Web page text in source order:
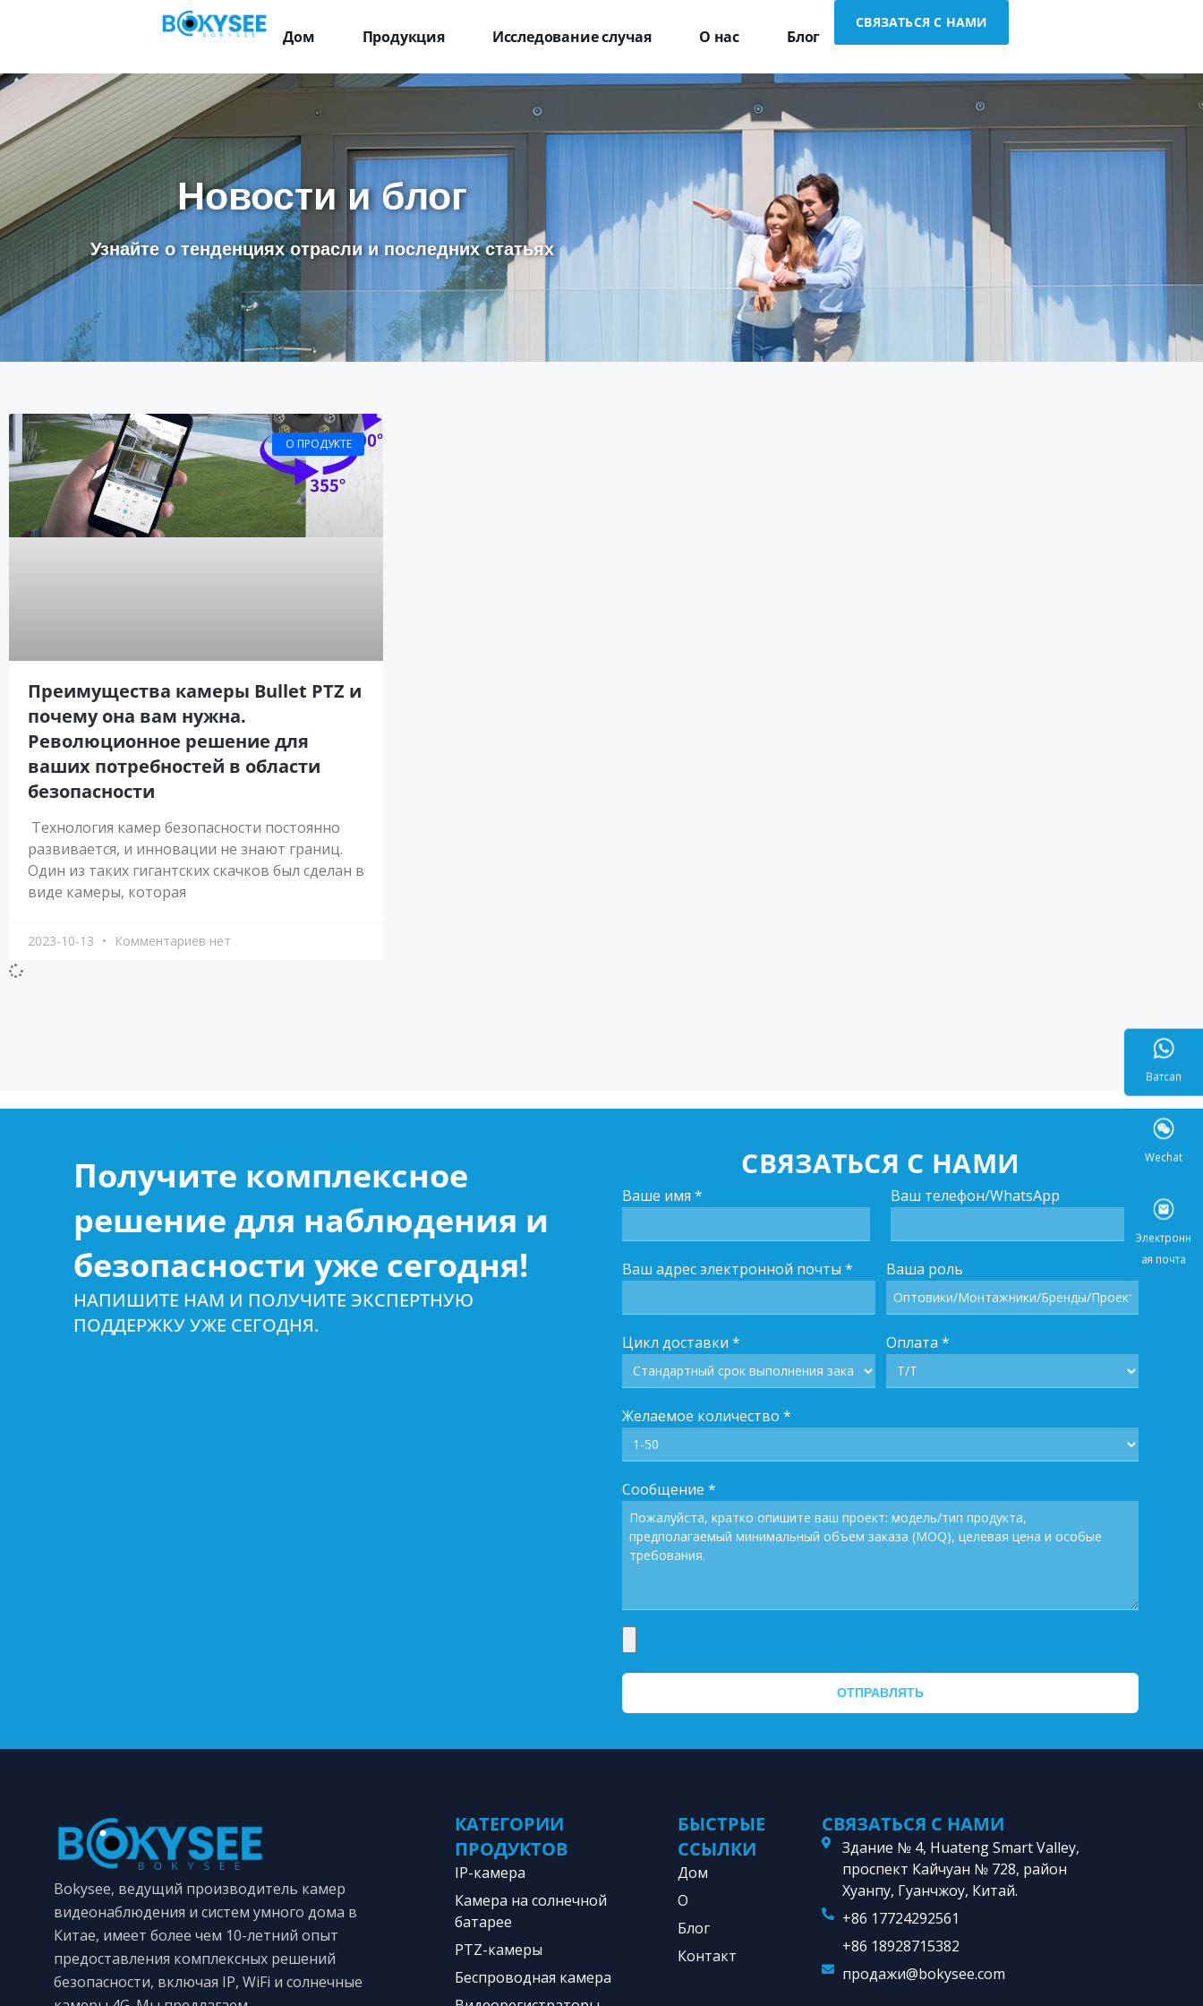
Дом Продукция Исследование случая О нас Блог
СВЯЗАТЬСЯ С НАМИ
Новости и блог
Узнайте о тенденциях отрасли и последних статьях
О ПРОДУКТЕ
Преимущества камеры Bullet PTZ и
почему она вам нужна.
Революционное решение для
ваших потребностей в области
безопасности
Технология камер безопасности постоянно
развивается, и инновации не знают границ.
Один из таких гигантских скачков был сделан в
виде камеры, которая
2023-10-13 Комментариев нет
Получите комплексное
решение для наблюдения и
безопасности уже сегодня!
НАПИШИТЕ НАМ И ПОЛУЧИТЕ ЭКСПЕРТНУЮ
ПОДДЕРЖКУ УЖЕ СЕГОДНЯ.
СВЯЗАТЬСЯ С НАМИ
Ваше имя * Ваш телефон/WhatsApp
Ваш адрес электронной почты * Ваша роль
Цикл доставки * Оплата *
Желаемое количество *
Сообщение *
ОТПРАВЛЯТЬ
Bokysee, ведущий производитель камер
видеонаблюдения и систем умного дома в
Китае, имеет более чем 10-летний опыт
предоставления комплексных решений
безопасности, включая IP, WiFi и солнечные
КАТЕГОРИИ
ПРОДУКТОВ
IP-камера
Камера на солнечной
батарее
PTZ-камеры
Беспроводная камера
БЫСТРЫЕ
ССЫЛКИ
Дом
О
Блог
Контакт
СВЯЗАТЬСЯ С НАМИ
Здание № 4, Huateng Smart Valley,
проспект Кайчуан № 728, район
Хуанпу, Гуанчжоу, Китай.
+86 17724292561
+86 18928715382
продажи@bokysee.com